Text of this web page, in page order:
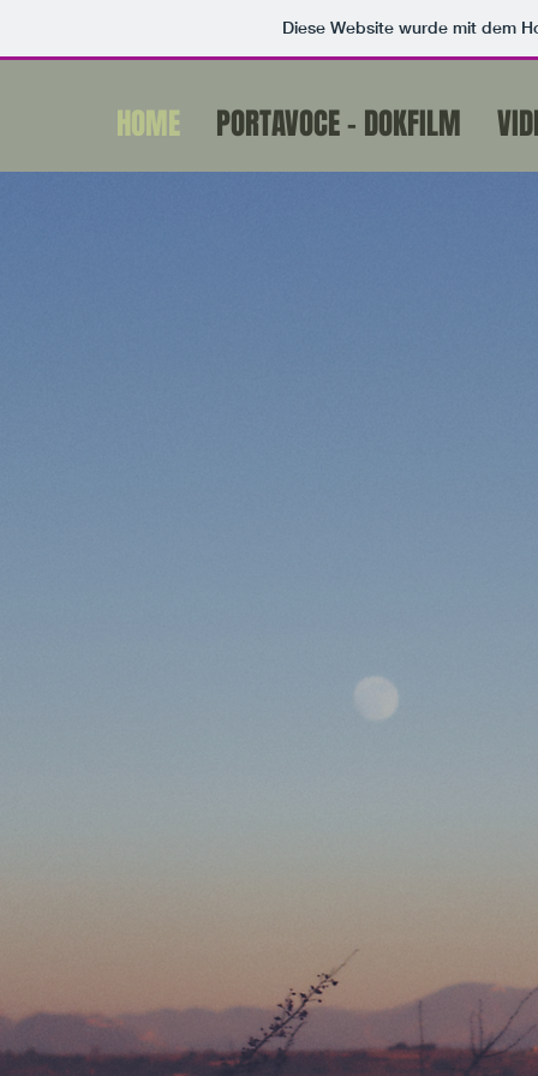
Diese Website wurde mit dem
HOME PORTAVOCE - DOKFILM